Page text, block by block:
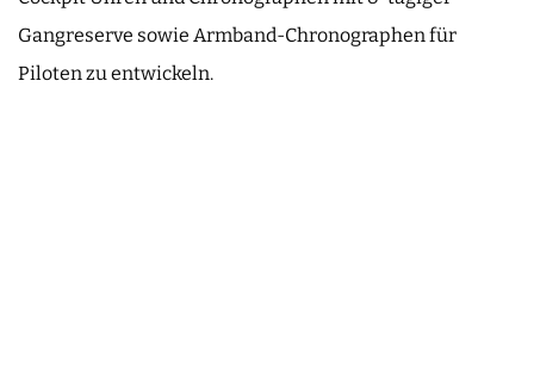
Gangreserve sowie Armband-Chronographen für
Piloten zu entwickeln.